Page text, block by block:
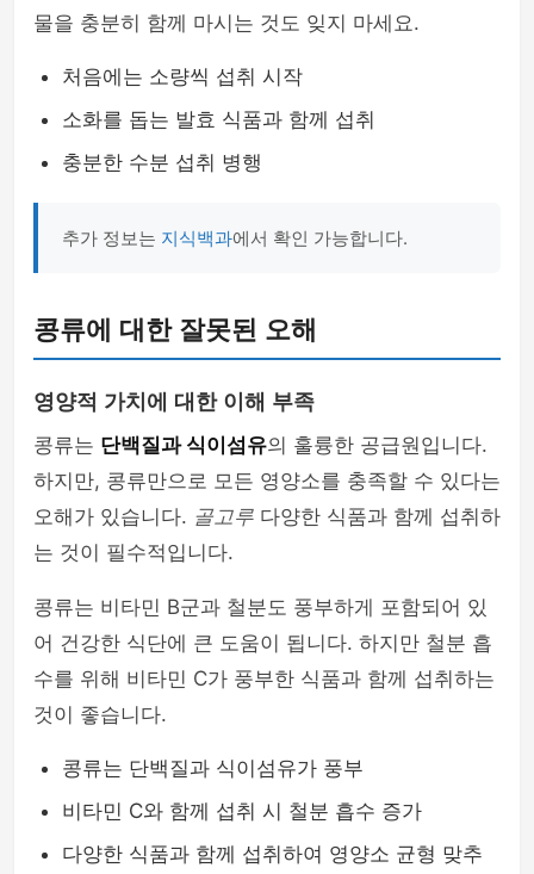
물을 충분히 함께 마시는 것도 잊지 마세요.
처음에는 소량씩 섭취 시작
소화를 돕는 발효 식품과 함께 섭취
충분한 수분 섭취 병행
추가 정보는 지식백과에서 확인 가능합니다.
콩류에 대한 잘못된 오해
영양적 가치에 대한 이해 부족
콩류는 단백질과 식이섬유의 훌륭한 공급원입니다.
하지만, 콩류만으로 모든 영양소를 충족할 수 있다는
오해가 있습니다. 골고루 다양한 식품과 함께 섭취하
는 것이 필수적입니다.
콩류는 비타민 B군과 철분도 풍부하게 포함되어 있
어 건강한 식단에 큰 도움이 됩니다. 하지만 철분 흡
수를 위해 비타민 C가 풍부한 식품과 함께 섭취하는
것이 좋습니다.
콩류는 단백질과 식이섬유가 풍부
비타민 C와 함께 섭취 시 철분 흡수 증가
다양한 식품과 함께 섭취하여 영양소 균형 맞추